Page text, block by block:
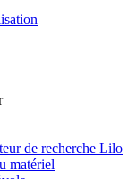
de recherche Lilo
matériel